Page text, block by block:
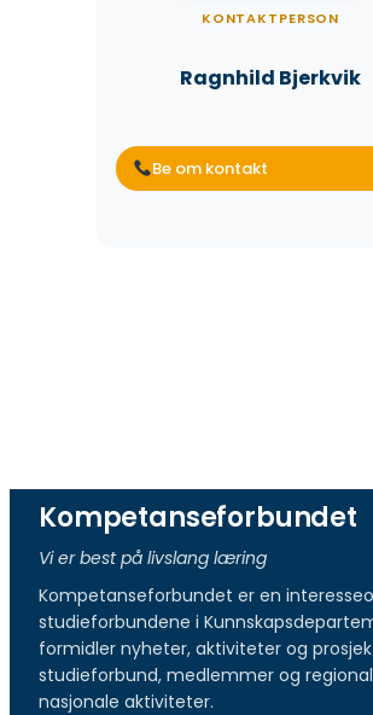
KONTAKTPERSON
Ragnhild Bjerkvik
Be om kontakt
Kompetanseforbundet
Vi er best på livslang læring
Kompetanseforbundet er en
studieforbundene i
formidler nyheter, aktiviteter og
studieforbund, medlemmer og
nasjonale aktiviteter.